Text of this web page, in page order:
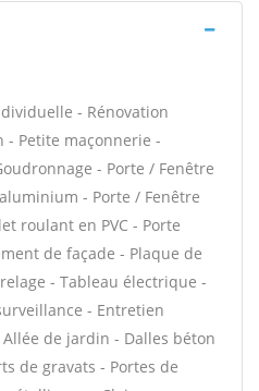
- Rénovation
- Petite maçonnerie -
- Porte / Fenêtre
- Porte / Fenêtre
roulant en PVC - Porte
de façade - Plaque de
- Tableau électrique -
- Entretien
de jardin - Dalles béton
de gravats - Portes de